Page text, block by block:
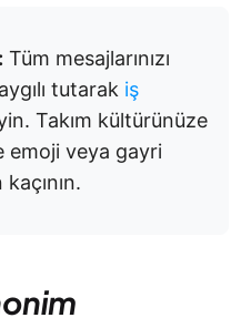
Tüm mesajlarınızı
tutarak iş
Takım kültürünüze
emoji veya gayri